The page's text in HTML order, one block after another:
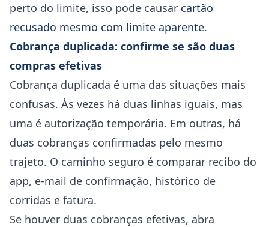
perto do limite, isso pode causar cartão
recusado mesmo com limite aparente.
Cobrança duplicada: confirme se são duas
compras efetivas
Cobrança duplicada é uma das situações mais
confusas. Às vezes há duas linhas iguais, mas
uma é autorização temporária. Em outras, há
duas cobranças confirmadas pelo mesmo
trajeto. O caminho seguro é comparar recibo do
app, e-mail de confirmação, histórico de
corridas e fatura.
Se houver duas cobranças efetivas, abra